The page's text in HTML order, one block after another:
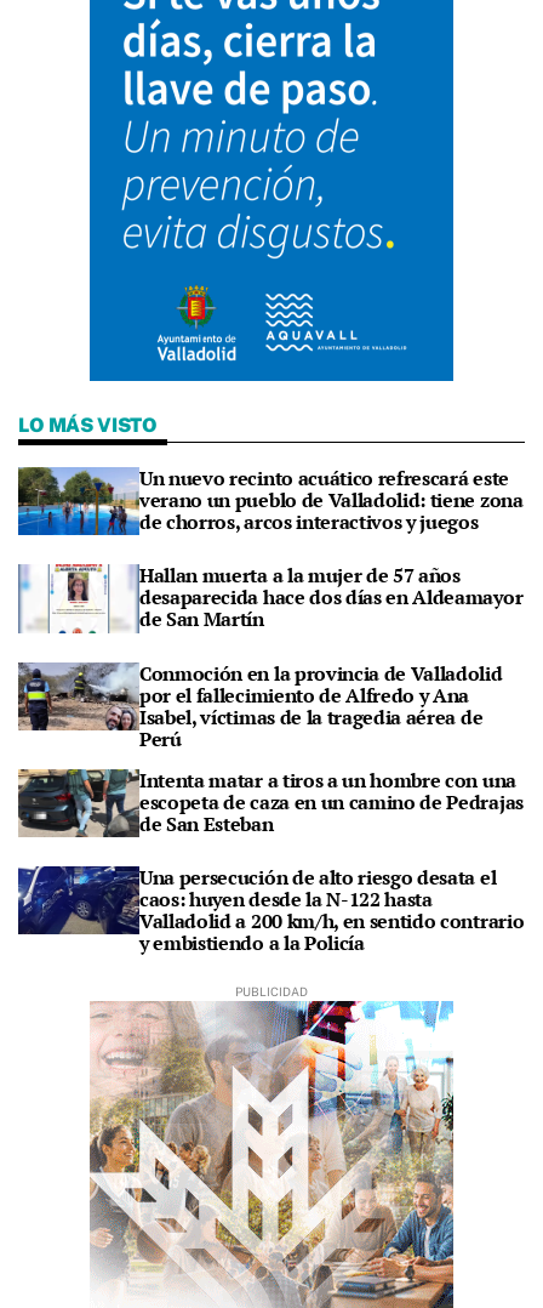
LO MÁS VISTO
Un nuevo recinto acuático refrescará este
verano un pueblo de Valladolid: tiene zona
de chorros, arcos interactivos y juegos
Hallan muerta a la mujer de 57 años
desaparecida hace dos días en Aldeamayor
de San Martín
Conmoción en la provincia de Valladolid
por el fallecimiento de Alfredo y Ana
Isabel, víctimas de la tragedia aérea de
Perú
Intenta matar a tiros a un hombre con una
escopeta de caza en un camino de Pedrajas
de San Esteban
Una persecución de alto riesgo desata el
caos: huyen desde la N-122 hasta
Valladolid a 200 km/h, en sentido contrario
y embistiendo a la Policía